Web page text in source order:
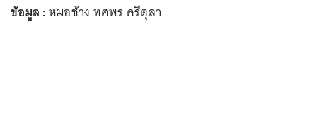
ข้อมูล :หมอช้าง ทศพร ศรีตุลา